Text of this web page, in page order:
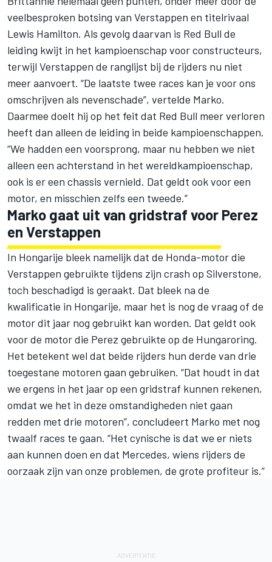
veelbesproken botsing van Verstappen en titelrivaal
Lewis Hamilton. Als gevolg daarvan is Red Bull de
leiding kwijt in het kampioenschap voor constructeurs,
terwijl Verstappen de ranglijst bij de rijders nu niet
meer aanvoert. “De laatste twee races kan je voor ons
omschrijven als nevenschade”, vertelde Marko.
Daarmee doelt hij op het feit dat Red Bull meer verloren
heeft dan alleen de leiding in beide kampioenschappen.
“We hadden een voorsprong, maar nu hebben we niet
alleen een achterstand in het wereldkampioenschap,
ook is er een chassis vernield. Dat geldt ook voor een
motor, en misschien zelfs een tweede.”
Marko gaat uit van gridstraf voor Perez
en Verstappen
In Hongarije bleek namelijk dat de Honda-motor die
Verstappen gebruikte tijdens zijn crash op Silverstone,
toch beschadigd is geraakt. Dat bleek na de
kwalificatie in Hongarije, maar het is nog de vraag of de
motor dit jaar nog gebruikt kan worden. Dat geldt ook
voor de motor die Perez gebruikte op de Hungaroring.
Het betekent wel dat beide rijders hun derde van drie
toegestane motoren gaan gebruiken. “Dat houdt in dat
we ergens in het jaar op een gridstraf kunnen rekenen,
omdat we het in deze omstandigheden niet gaan
redden met drie motoren”, concludeert Marko met nog
twaalf races te gaan. “Het cynische is dat we er niets
aan kunnen doen en dat Mercedes, wiens rijders de
oorzaak zijn van onze problemen, de grote profiteur is.”